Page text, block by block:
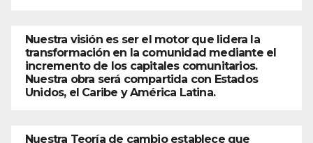
Nuestra visión es ser el motor que lidera la
transformación en la comunidad mediante el
incremento de los capitales comunitarios.
Nuestra obra será compartida con Estados
Unidos, el Caribe y América Latina.
Nuestra Teoría de cambio establece que